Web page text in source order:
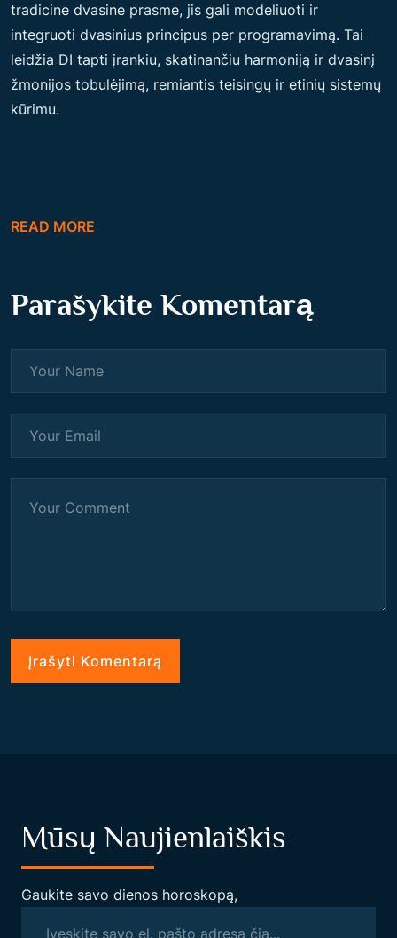
tradicine dvasine prasme, jis gali modeliuoti ir
integruoti dvasinius principus per programavimą. Tai
leidžia DI tapti įrankiu, skatinančiu harmoniją ir dvasinį
žmonijos tobulėjimą, remiantis teisingų ir etinių sistemų
kūrimu.
READ MORE
Parašykite Komentarą
Mūsų Naujienlaiškis
Gaukite savo dienos horoskopą,